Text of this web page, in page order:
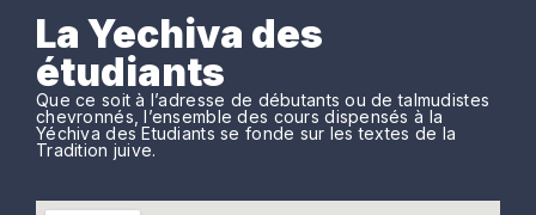
La Yechiva des
étudiants
Que ce soit à l’adresse de débutants ou de talmudistes
chevronnés, l’ensemble des cours dispensés à la
Yéchiva des Etudiants se fonde sur les textes de la
Tradition juive.